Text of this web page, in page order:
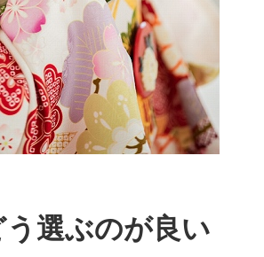
選ぶのが良い